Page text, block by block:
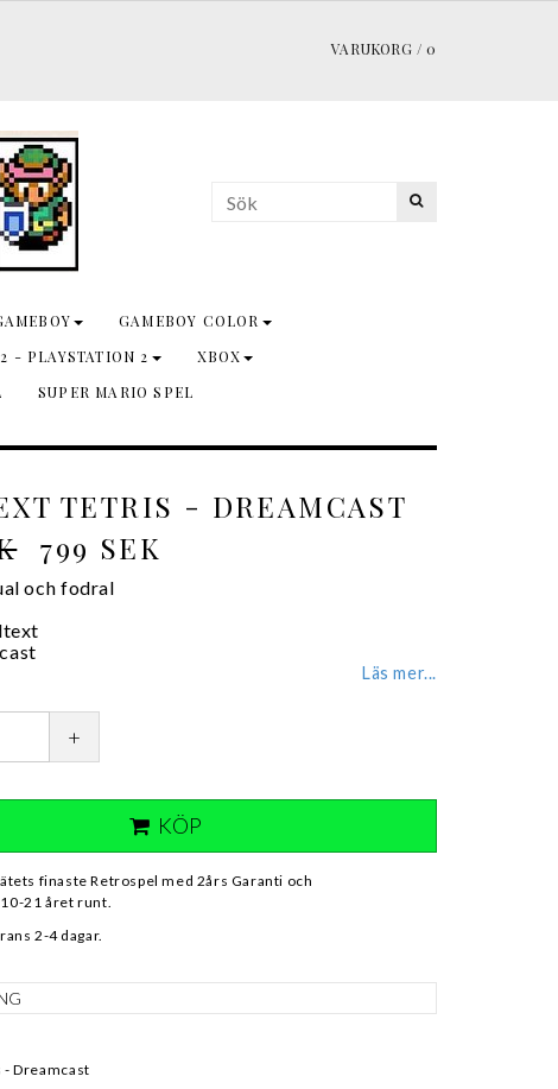
VARUKORG / 0
GAMEBOY COLOR
- PLAYSTATION 2
XBOX
SUPER MARIO SPEL
TETRIS - DREAMCAST
799 SEK
och fodral
Läs mer...
+
KÖP
finaste Retrospel med 2års Garanti och
21 året runt.
2-4 dagar.
- Dreamcast